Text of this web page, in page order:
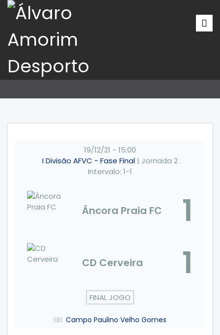
19/12/21 - 15:00
I Divisão AFVC - Fase Final | Jornada 2
Intervalo: 1-1
Âncora Praia FC 1
CD Cerveira 1
FINAL JOGO
Campo Paulino Velho Gomes